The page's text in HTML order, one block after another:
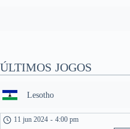
ÚLTIMOS JOGOS
Lesotho
11 jun 2024 - 4:00 pm